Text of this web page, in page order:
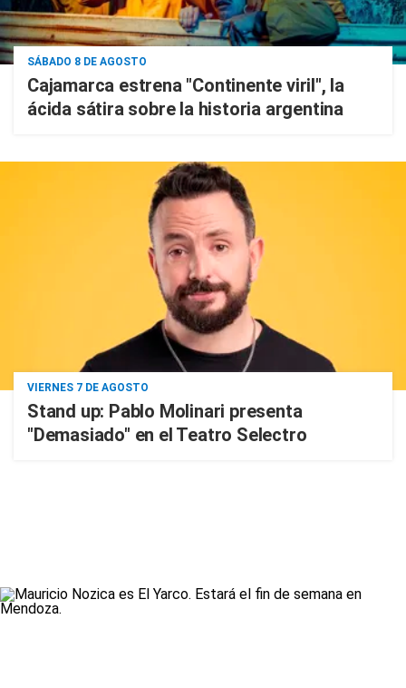
SÁBADO 8 DE AGOSTO
Cajamarca estrena "Continente viril", la
ácida sátira sobre la historia argentina
VIERNES 7 DE AGOSTO
Stand up: Pablo Molinari presenta
"Demasiado" en el Teatro Selectro